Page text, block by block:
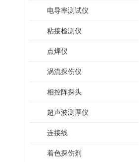
电导率测试仪
粘接检测仪
点焊仪
涡流探伤仪
相控阵探头
超声波测厚仪
连接线
着色探伤剂